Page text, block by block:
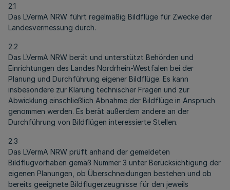
2.1
Das LVermA NRW führt regelmäßig Bildflüge für Zwecke der
Landesvermessung durch.
2.2
Das LVermA NRW berät und unterstützt Behörden und
Einrichtungen des Landes Nordrhein-Westfalen bei der
Planung und Durchführung eigener Bildflüge. Es kann
insbesondere zur Klärung technischer Fragen und zur
Abwicklung einschließlich Abnahme der Bildflüge in Anspruch
genommen werden. Es berät außerdem andere an der
Durchführung von Bildflügen interessierte Stellen.
2.3
Das LVermA NRW prüft anhand der gemeldeten
Bildflugvorhaben gemäß Nummer 3 unter Berücksichtigung der
eigenen Planungen, ob Überschneidungen bestehen und ob
bereits geeignete Bildflugerzeugnisse für den jeweils